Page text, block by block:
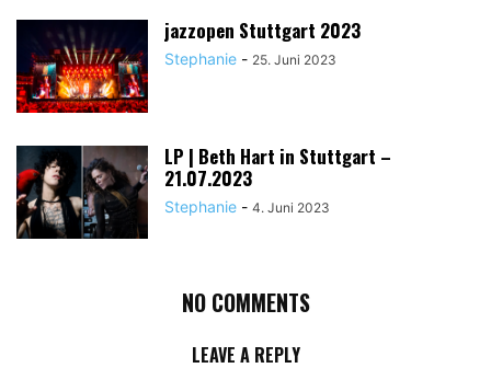
jazzopen Stuttgart 2023
Stephanie - 25. Juni 2023
LP | Beth Hart in Stuttgart –
21.07.2023
Stephanie - 4. Juni 2023
NO COMMENTS
LEAVE A REPLY